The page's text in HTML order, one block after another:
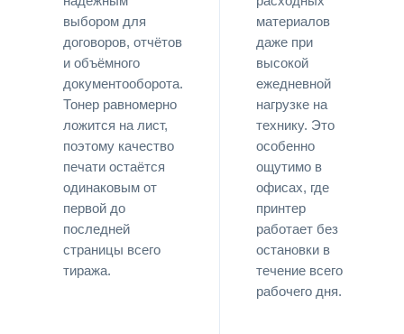
выбором для
договоров, отчётов
и объёмного
документооборота.
Тонер равномерно
ложится на лист,
поэтому качество
печати остаётся
одинаковым от
первой до
последней
страницы всего
тиража.
материалов
даже при
высокой
ежедневной
нагрузке на
технику. Это
особенно
ощутимо в
офисах, где
принтер
работает без
остановки в
течение всего
рабочего дня.